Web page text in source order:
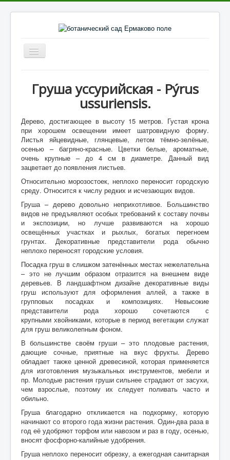
Включить/
выключить
Каталог культур
Галерея культур
Фото парка
Видеоматериалы
Литература
Отзывы о парке
Контакты
Груша уссурийская - Pýrus
ussuriensis.
Дерево, достигающее в высоту 15 метров. Густая крона
при хорошем освещении имеет шатровидную форму.
Листья яйцевидные, глянцевые, летом тёмно-зелёные,
осенью – багряно-красные. Цветки белые, ароматные,
очень крупные – до 4 см в диаметре. Данный вид
зацветает до появления листьев.
Относительно морозостоек, неплохо переносит городскую
среду. Относится к числу редких и исчезающих видов.
Груша – дерево довольно неприхотливое. Большинство
видов не предъявляют особых требований к составу почвы
и экспозиции, но лучше развиваются на хорошо
освещённых участках и рыхлых, богатых перегноем
грунтах. Декоративные представители рода обычно
неплохо переносят городские условия.
Посадка груш в слишком затенённых местах нежелательна
– это не лучшим образом отразится на внешнем виде
деревьев. В ландшафтном дизайне декоративные виды
груш используют для оформления аллей, а также в
групповых посадках и композициях. Невысокие
представители рода хорошо сочетаются с
крупными хвойниками, которые в период вегетации служат
для груш великолепным фоном.
В большинстве своём груши – это плодовые растения,
дающие сочные, приятные на вкус фрукты. Дерево
обладает также ценной древесиной, которая применяется
для изготовления музыкальных инструментов, мебели и
пр. Молодые растения груши сильнее страдают от засухи,
чем взрослые, поэтому их следует поливать часто и
обильно.
Груша благодарно откликается на подкормку, которую
начинают со второго года жизни растения. Один-два раза в
год её удобряют торфом или навозом и раз в году, осенью,
вносят фосфорно-калийные удобрения.
Груша неплохо переносит обрезку, а ежегодная санитарная